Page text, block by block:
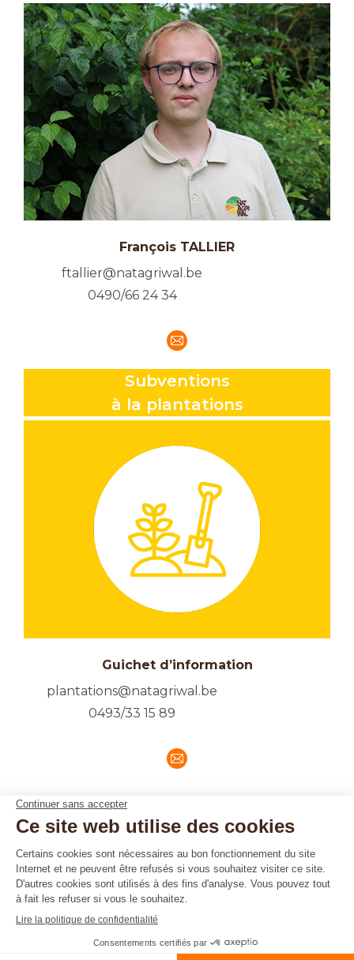
François TALLIER
ftallier@natagriwal.be
0490/66 24 34
E-
mail
Subventions
à la plantations
Guichet d’information
plantations@natagriwal.be
0493/33 15 89
E-